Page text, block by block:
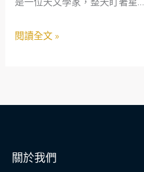
親
媽
閱讀全文 »
關於我們